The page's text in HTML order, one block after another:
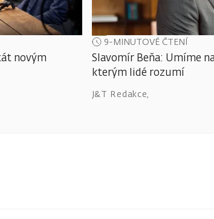
novým
9-MINUTOVÉ ČTENÍ
Slavomír Beňa: Umíme
kterým lidé rozumí
J&T Redakce,